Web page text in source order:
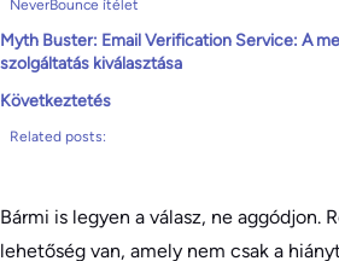
NeverBounce ítélet
Myth Buster: Email Verification Service: A
szolgáltatás kiválasztása
Következtetés
Related posts:
Bármi is legyen a válasz, ne aggódjon.
lehetőség van, amely nem csak a